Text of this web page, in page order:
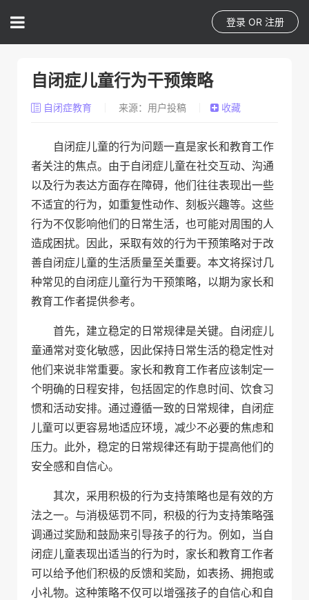
登录 OR 注册
自闭症儿童行为干预策略
自闭症教育 来源：用户投稿 收藏
自闭症儿童的行为问题一直是家长和教育工作
者关注的焦点。由于自闭症儿童在社交互动、沟通
以及行为表达方面存在障碍，他们往往表现出一些
不适宜的行为，如重复性动作、刻板兴趣等。这些
行为不仅影响他们的日常生活，也可能对周围的人
造成困扰。因此，采取有效的行为干预策略对于改
善自闭症儿童的生活质量至关重要。本文将探讨几
种常见的自闭症儿童行为干预策略，以期为家长和
教育工作者提供参考。
首先，建立稳定的日常规律是关键。自闭症儿
童通常对变化敏感，因此保持日常生活的稳定性对
他们来说非常重要。家长和教育工作者应该制定一
个明确的日程安排，包括固定的作息时间、饮食习
惯和活动安排。通过遵循一致的日常规律，自闭症
儿童可以更容易地适应环境，减少不必要的焦虑和
压力。此外，稳定的日常规律还有助于提高他们的
安全感和自信心。
其次，采用积极的行为支持策略也是有效的方
法之一。与消极惩罚不同，积极的行为支持策略强
调通过奖励和鼓励来引导孩子的行为。例如，当自
闭症儿童表现出适当的行为时，家长和教育工作者
可以给予他们积极的反馈和奖励，如表扬、拥抱或
小礼物。这种策略不仅可以增强孩子的自信心和自